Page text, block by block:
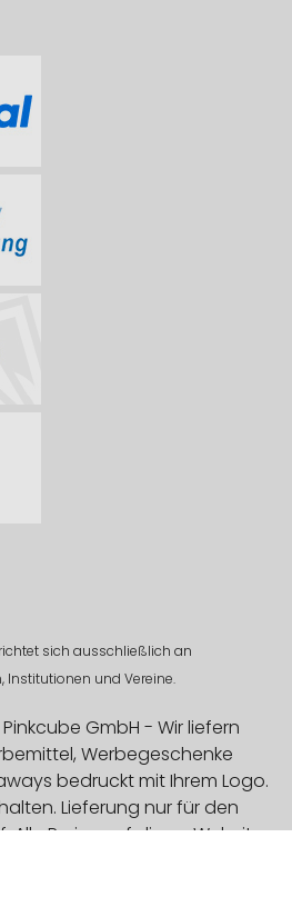
sich ausschließlich an
Institutionen und Vereine.
GmbH - Wir liefern
Werbegeschenke
bedruckt mit Ihrem Logo.
Lieferung nur für den
Alle Preise auf dieser Website